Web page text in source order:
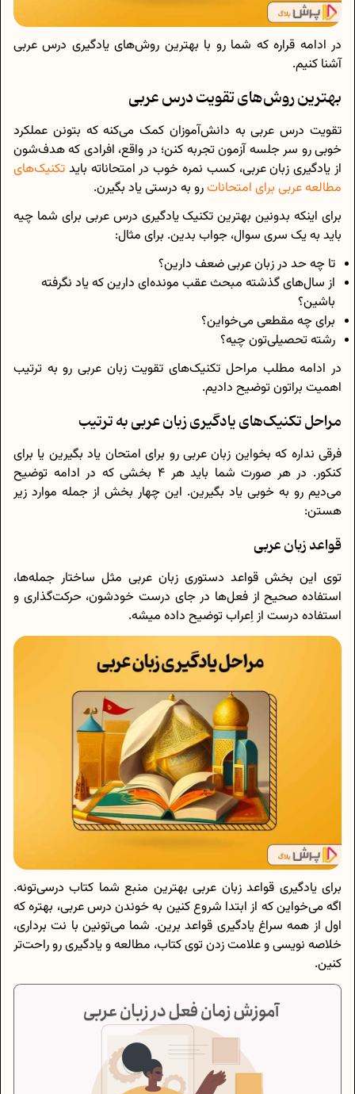
در ادامه قراره که شما رو با بهترین روش‌های یادگیری درس عربی
آشنا کنیم.
بهترین روش‌های تقویت درس عربی
تقویت درس عربی به دانش‌آموزان کمک می‌کنه که بتونن عملکرد
خوبی رو سر جلسه آزمون تجربه کنن؛ در واقع، افرادی که هدف‌شون
از یادگیری زبان عربی، کسب نمره خوب در امتحاناته باید تکنیک‌های
مطالعه عربی برای امتحاناترو به درستی یاد بگیرن.
برای اینکه بدونین بهترین تکنیک یادگیری درس عربی برای شما چیه
باید به یک سری سوال، جواب بدین. برای مثال:
تا چه حد در زبان عربی ضعف دارین؟
از سال‌های گذشته مبحث عقب مونده‌ای دارین که یاد نگرفته
باشین؟
برای چه مقطعی می‌خواین؟
رشته تحصیلی‌تون چیه؟
در ادامه‌‌ مطلب مراحل تکنیک‌های تقویت زبان عربی رو به ترتیب
اهمیت براتون توضیح دادیم.
مراحل تکنیک‌های یادگیری زبان عربی به ترتیب
فرقی نداره که بخواین زبان عربی رو برای امتحان یاد بگیرین یا برای
کنکور. در هر صورت شما باید هر ۴ بخشی که در ادامه توضیح
می‌دیم رو به خوبی یاد بگیرین. این چهار بخش از جمله موارد زیر
هستن:
قواعد زبان عربی
توی این بخش قواعد دستوری زبان عربی مثل ساختار جمله‌ها،
استفاده‌ صحیح از فعل‌ها در جای درست خودشون، حرکت‌گذاری و
استفاده‌ درست از اِعراب توضیح داده میشه.
برای یادگیری قواعد زبان عربی بهترین منبع شما کتاب درسی‌تونه.
اگه می‌خواین که از ابتدا شروع کنین به خوندن درس عربی، بهتره که
اول از همه سراغ یادگیری قواعد برین. شما می‌تونین با نت برداری،
خلاصه نویسی و علامت زدن توی کتاب، مطالعه و یادگیری رو راحت‌تر
کنین.